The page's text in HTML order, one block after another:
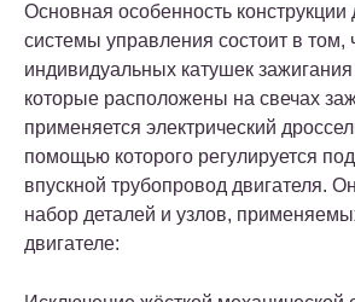
Основная особенность конструкции
системы управления состоит в том,
индивидуальных катушек
которые расположены на свечах
применяется электрический
помощью которого регулируется
впускной трубопровод двигателя.
набор деталей и узлов,
двигателе: